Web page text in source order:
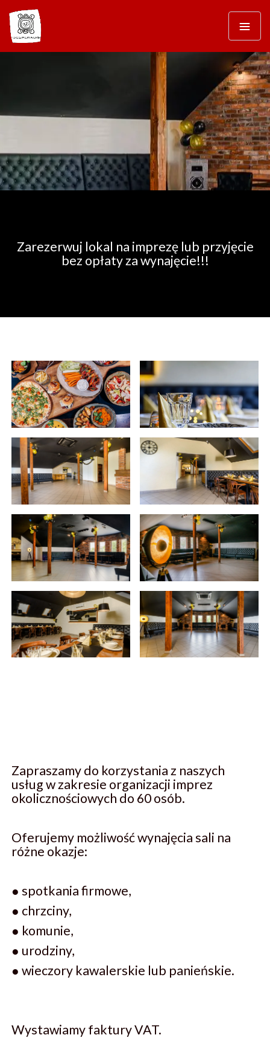
Zarezerwuj lokal na imprezę lub przyjęcie
bez opłaty za wynajęcie!!!
Zapraszamy do korzystania z naszych
usług w zakresie organizacji imprez
okolicznościowych do 60 osób.
Oferujemy możliwość wynajęcia sali na
różne okazje:
● spotkania firmowe,
● chrzciny,
● komunie,
● urodziny,
● wieczory kawalerskie lub panieńskie.
Wystawiamy faktury VAT.